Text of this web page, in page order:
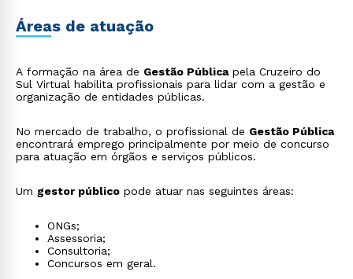
Áreas de atuação
A formação na área de Gestão Públicapela Cruzeiro do
Sul Virtual habilita profissionais para lidar com a gestão e
organização de entidades públicas.
No mercado de trabalho, o profissional de Gestão Pública
encontrará emprego principalmente por meio de concurso
para atuação em órgãos e serviços públicos.
Um gestor público pode atuar nas seguintes áreas:
ONGs;
Assessoria;
Consultoria;
Concursos em geral.